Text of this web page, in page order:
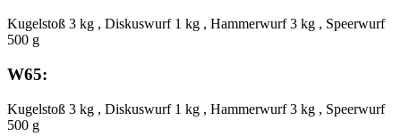
Kugelstoß 3 kg , Diskuswurf 1 kg , Hammerwurf 3 kg , Speerwurf
500 g
W65:
Kugelstoß 3 kg , Diskuswurf 1 kg , Hammerwurf 3 kg , Speerwurf
500 g